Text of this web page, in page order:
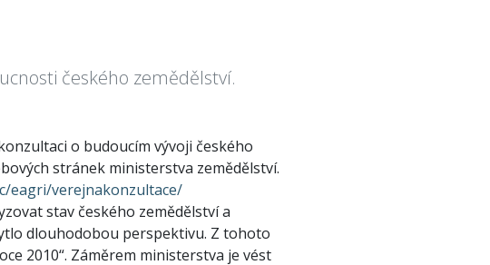
českého zemědělství.
o budoucím vývoji českého
stránek ministerstva zemědělství.
eagri/verejnakonzultace/
stav českého zemědělství a
dlouhodobou perspektivu. Z tohoto
2010“. Záměrem ministerstva je vést